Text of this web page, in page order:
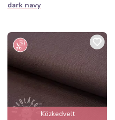
dark navy
Közkedvelt